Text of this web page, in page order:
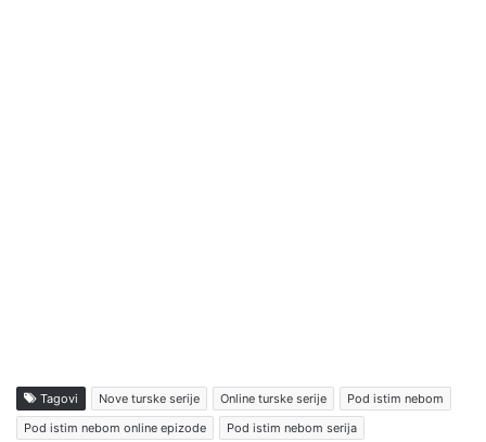
Tagovi Nove turske serije Online turske serije
Pod istim nebom
Pod istim nebom online epizode
Pod istim nebom serija